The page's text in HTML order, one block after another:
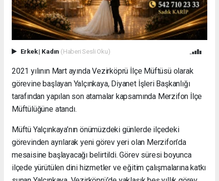
Erkek| Kadın (Haberi Sesli Oku)
2021 yılının Mart ayında Vezirköprü İlçe Müftüsü olarak
görevine başlayan Yalçınkaya, Diyanet İşleri Başkanlığı
tarafından yapılan son atamalar kapsamında Merzifon İlçe
Müftülüğüne atandı.
Müftü Yalçınkaya’nın önümüzdeki günlerde ilçedeki
görevinden ayrılarak yeni görev yeri olan Merzifon’da
mesaisine başlayacağı belirtildi. Görev süresi boyunca
ilçede yürütülen dini hizmetler ve eğitim çalışmalarına katkı